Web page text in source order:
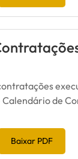
de
Baixar PDF